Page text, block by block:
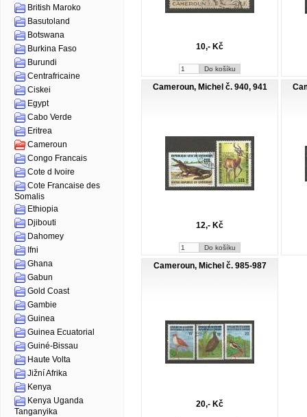
British Maroko
Basutoland
Botswana
Burkina Faso
Burundi
Centrafricaine
Ciskei
Egypt
Cabo Verde
Eritrea
Cameroun
Congo Francais
Cote d Ivoire
Cote Francaise des
Somalis
Ethiopia
Djibouti
Dahomey
Ifni
Ghana
Gabun
Gold Coast
Gambie
Guinea
Guinea Ecuatorial
Guiné-Bissau
Haute Volta
Jižní Afrika
Kenya
Kenya Uganda
Tanganyika
10,- Kč
Cameroun, Michel č. 940, 941
12,- Kč
Cameroun, Michel č. 985-987
20,- Kč